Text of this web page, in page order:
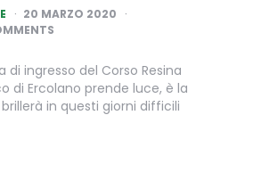
20 MARZO 2020
ingresso del Corso Resina
di Ercolano prende luce, è la
in questi giorni difficili